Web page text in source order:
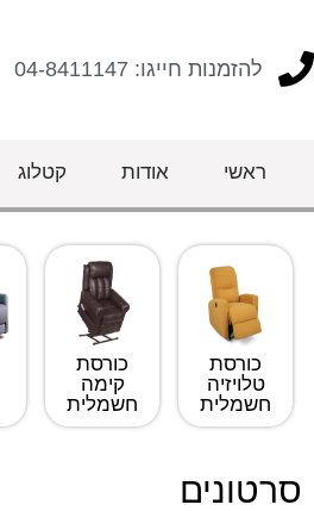
להזמנות חייגו: 04-8411147
ראשי אודות קטלוג
כורסת
טלויזיה
חשמלית
כורסת
קימה
חשמלית
סרטונים